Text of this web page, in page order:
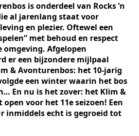
is onderdeel van Rocks ’n
al jarenlang staat voor
en plezier. Oftewel een
met behoud en respect
Afgelopen
er een bijzondere mijlpaal
& Avonturenbos: het 10-jarig
een winter waarin het bos
En nu is het zover: het Klim &
voor het 11e seizoen! Een
inmiddels echt is gegroeid tot